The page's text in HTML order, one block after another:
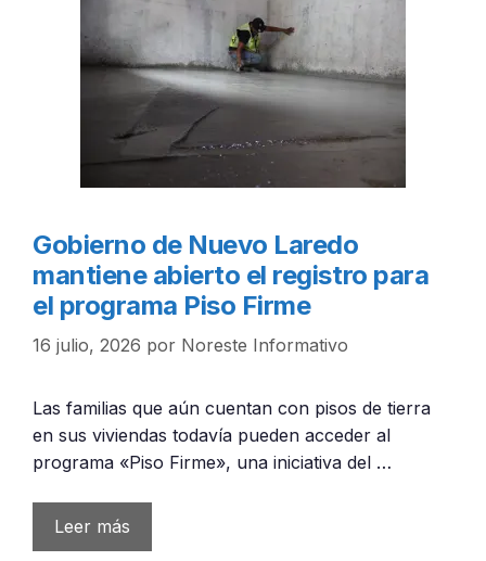
Gobierno de Nuevo Laredo
mantiene abierto el registro para
el programa Piso Firme
16 julio, 2026 por Noreste Informativo
Las familias que aún cuentan con pisos de tierra
en sus viviendas todavía pueden acceder al
programa «Piso Firme», una iniciativa del …
Leer más